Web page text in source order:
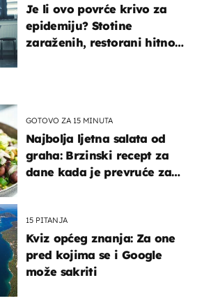
Je li ovo povrće krivo za
epidemiju? Stotine
zaraženih, restorani hitno
GOTOVO ZA 15 MINUTA
Najbolja ljetna salata od
graha: Brzinski recept za
dane kada je prevruće za
15 PITANJA
Kviz općeg znanja: Za one
pred kojima se i Google
može sakriti